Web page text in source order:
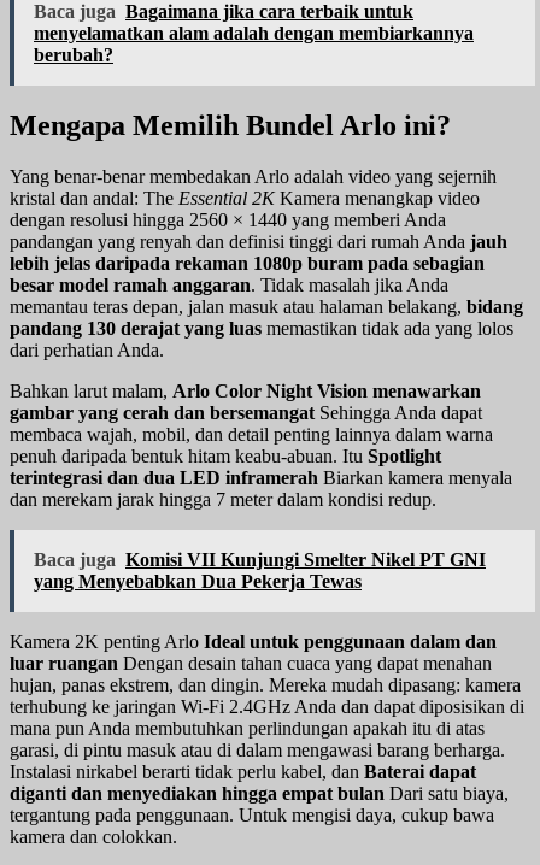
Baca juga Bagaimana jika cara terbaik untuk
menyelamatkan alam adalah dengan membiarkannya
berubah?
Mengapa Memilih Bundel Arlo ini?
Yang benar-benar membedakan Arlo adalah video yang sejernih
kristal dan andal: The Essential 2KKamera menangkap video
dengan resolusi hingga 2560 × 1440 yang memberi Anda
pandangan yang renyah dan definisi tinggi dari rumah Anda jauh
lebih jelas daripada rekaman 1080p buram pada sebagian
besar model ramah anggaran. Tidak masalah jika Anda
memantau teras depan, jalan masuk atau halaman belakang, bidang
pandang 130 derajat yang luas memastikan tidak ada yang lolos
dari perhatian Anda.
Bahkan larut malam, Arlo Color Night Vision menawarkan
gambar yang cerah dan bersemangat Sehingga Anda dapat
membaca wajah, mobil, dan detail penting lainnya dalam warna
penuh daripada bentuk hitam keabu-abuan. Itu Spotlight
terintegrasi dan dua LED inframerah Biarkan kamera menyala
dan merekam jarak hingga 7 meter dalam kondisi redup.
Baca juga Komisi VII Kunjungi Smelter Nikel PT GNI
yang Menyebabkan Dua Pekerja Tewas
Kamera 2K penting Arlo Ideal untuk penggunaan dalam dan
luar ruangan Dengan desain tahan cuaca yang dapat menahan
hujan, panas ekstrem, dan dingin. Mereka mudah dipasang: kamera
terhubung ke jaringan Wi-Fi 2.4GHz Anda dan dapat diposisikan di
mana pun Anda membutuhkan perlindungan apakah itu di atas
garasi, di pintu masuk atau di dalam mengawasi barang berharga.
Instalasi nirkabel berarti tidak perlu kabel, dan Baterai dapat
diganti dan menyediakan hingga empat bulan Dari satu biaya,
tergantung pada penggunaan. Untuk mengisi daya, cukup bawa
kamera dan colokkan.